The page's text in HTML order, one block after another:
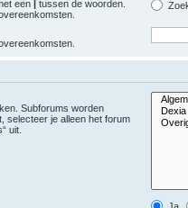
een | tussen de woorden.
Subforums worden
selecteer je alleen het forum
uit.